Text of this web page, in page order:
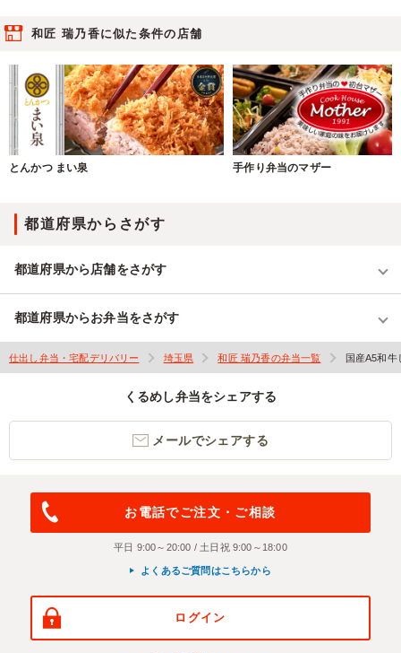
和匠 瑞乃香に似た条件の店舗
とんかつ まい泉 手作り弁当のマザー
都道府県からさがす
都道府県から店舗をさがす
都道府県からお弁当をさがす
仕出し弁当・宅配デリバリー 埼玉県 和匠 瑞乃香の弁当一覧 国産A5和
くるめし弁当をシェアする
メールでシェアする
お電話でご注文・ご相談
平日 9:00～20:00 / 土日祝 9:00～18:00
よくあるご質問はこちらから
ログイン